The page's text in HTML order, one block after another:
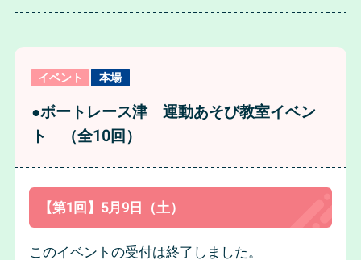
イベント 本場
●ボートレース津 運動あそび教室イベン
ト （全10回）
【第1回】5月9日（土）
このイベントの受付は終了しました。